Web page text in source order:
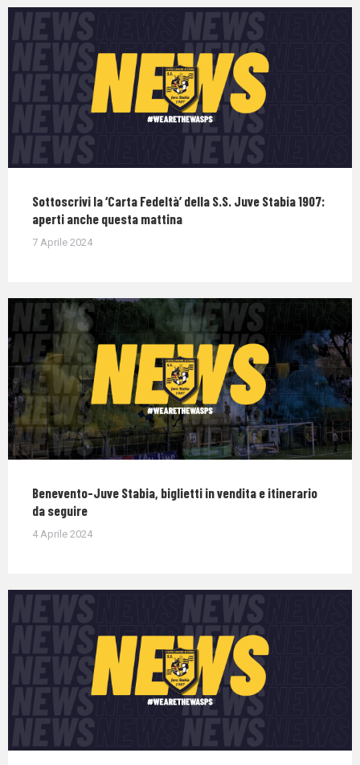
Sottoscrivi la ‘Carta Fedeltà’ della S.S. Juve Stabia 1907:
aperti anche questa mattina
7 Aprile 2024
Benevento-Juve Stabia, biglietti in vendita e itinerario
da seguire
4 Aprile 2024